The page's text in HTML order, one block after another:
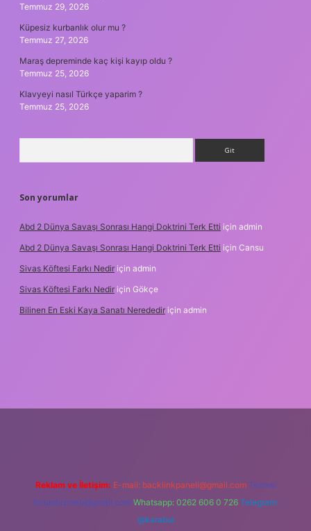
Temmuz 29, 2026
Küpesiz kurbanlık olur mu ?
Temmuz 27, 2026
Maraş depreminde kaç kişi kayıp oldu ?
Temmuz 25, 2026
Klavyeyi nasıl Türkçe yaparim ?
Temmuz 25, 2026
Son yorumlar
Abd 2 Dünya Savaşı Sonrası Hangi Doktrini Terk Etti için admin
Abd 2 Dünya Savaşı Sonrası Hangi Doktrini Terk Etti için Cansu
Sivas Köftesi Farkı Nedir için admin
Sivas Köftesi Farkı Nedir için Gökçe
Bilinen En Eski Kaya Sanatı Nerededir için admin
Reklam ve İletişim: E-mail: backlinkpaneli@gmail.com Teams:
forumhizmeti@gmail.com Whatsapp: 0262 606 0 726 Telegram:
@karabul